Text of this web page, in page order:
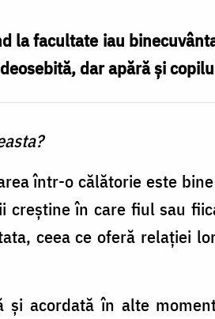
la facultate iau
dar apără şi
într-o călătorie este
creştine în care fiul sau
ceea ce oferă relaţiei
şi acordată în alte